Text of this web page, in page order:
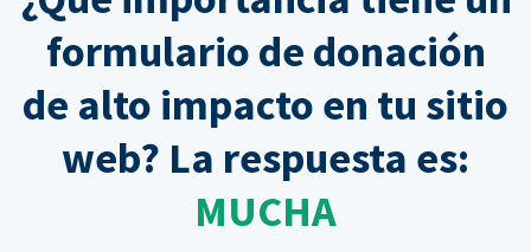
formulario de donación
de alto impacto en tu sitio
web? La respuesta es:
MUCHA